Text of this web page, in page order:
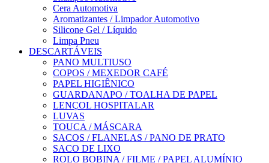
Cera Automotiva
Aromatizantes / Limpador Automotivo
Silicone Gel / Líquido
Limpa Pneu
DESCARTÁVEIS
PANO MULTIUSO
COPOS / MEXEDOR CAFÉ
PAPEL HIGIÊNICO
GUARDANAPO / TOALHA DE PAPEL
LENÇOL HOSPITALAR
LUVAS
TOUCA / MÁSCARA
SACOS / FLANELAS / PANO DE PRATO
SACO DE LIXO
ROLO BOBINA / FILME / PAPEL ALUMÍNIO